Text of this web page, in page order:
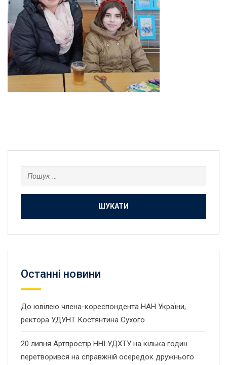
Пошук:
Останнi новини
До ювілею члена-кореспондента НАН України,
ректора УДУНТ Костянтина Сухого
20 липня Артпростір ННІ УДХТУ на кілька годин
перетворився на справжній осередок дружнього